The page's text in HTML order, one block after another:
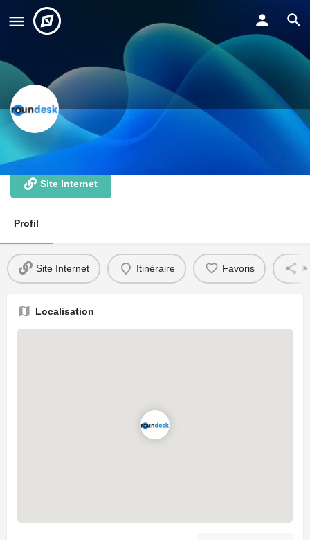
Roundesk
Site Internet
Profil
Site Internet Itinéraire Favoris
Localisation